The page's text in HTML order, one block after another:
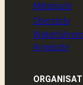
Mittelstufe
Oberstufe
Angebote